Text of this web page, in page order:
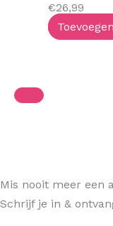
€26,99
Toevoegen
Mis nooit meer een
Schrijf je in &